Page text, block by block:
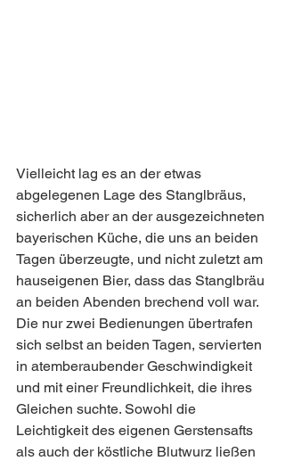
Vielleicht lag es an der etwas
abgelegenen Lage des Stanglbräus,
sicherlich aber an der ausgezeichneten
bayerischen Küche, die uns an beiden
Tagen überzeugte, und nicht zuletzt am
hauseigenen Bier, dass das Stanglbräu
an beiden Abenden brechend voll war.
Die nur zwei Bedienungen übertrafen
sich selbst an beiden Tagen, servierten
in atemberaubender Geschwindigkeit
und mit einer Freundlichkeit, die ihres
Gleichen suchte. Sowohl die
Leichtigkeit des eigenen Gerstensafts
als auch der köstliche Blutwurz ließen